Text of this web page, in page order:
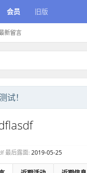
会员
新留言
旧版
试！
最后露面: 2019-05-25